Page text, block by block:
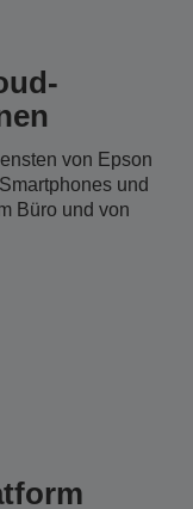
von Epson
und
Büro und von